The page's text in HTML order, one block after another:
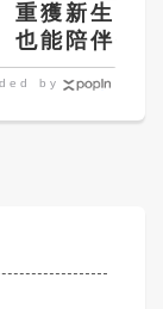
重獲新生的
也能陪伴孤
by